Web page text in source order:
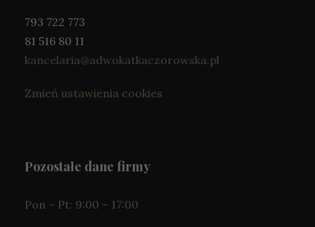
793 722 773
81 516 80 11
kancelaria@adwokatkaczorowska.pl
Zmień ustawienia cookies
Pozostałe dane firmy
Pon – Pt: 9:00 – 17:00